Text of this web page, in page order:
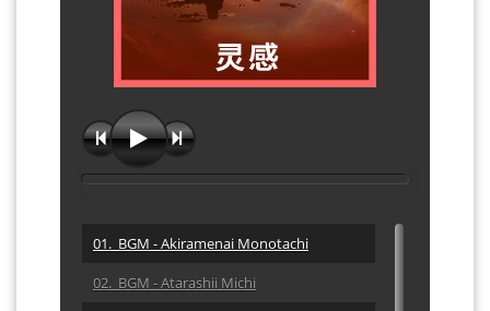
01. BGM - Akiramenai Monotachi
02. BGM - Atarashii Michi